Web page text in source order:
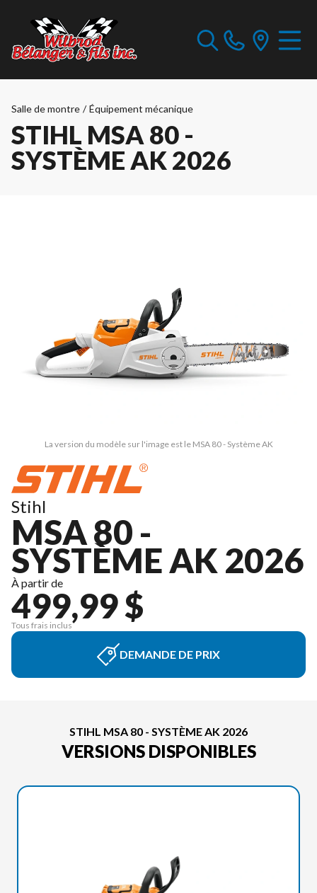
Salle de montre / Équipement mécanique
STIHL MSA 80 -
SYSTÈME AK 2026
La version du modèle sur l'image est le MSA 80 - Système AK
Stihl
MSA 80 -
SYSTÈME AK 2026
À partir de
499,99 $
Tous frais inclus
DEMANDE DE PRIX
STIHL MSA 80 - SYSTÈME AK 2026
VERSIONS DISPONIBLES